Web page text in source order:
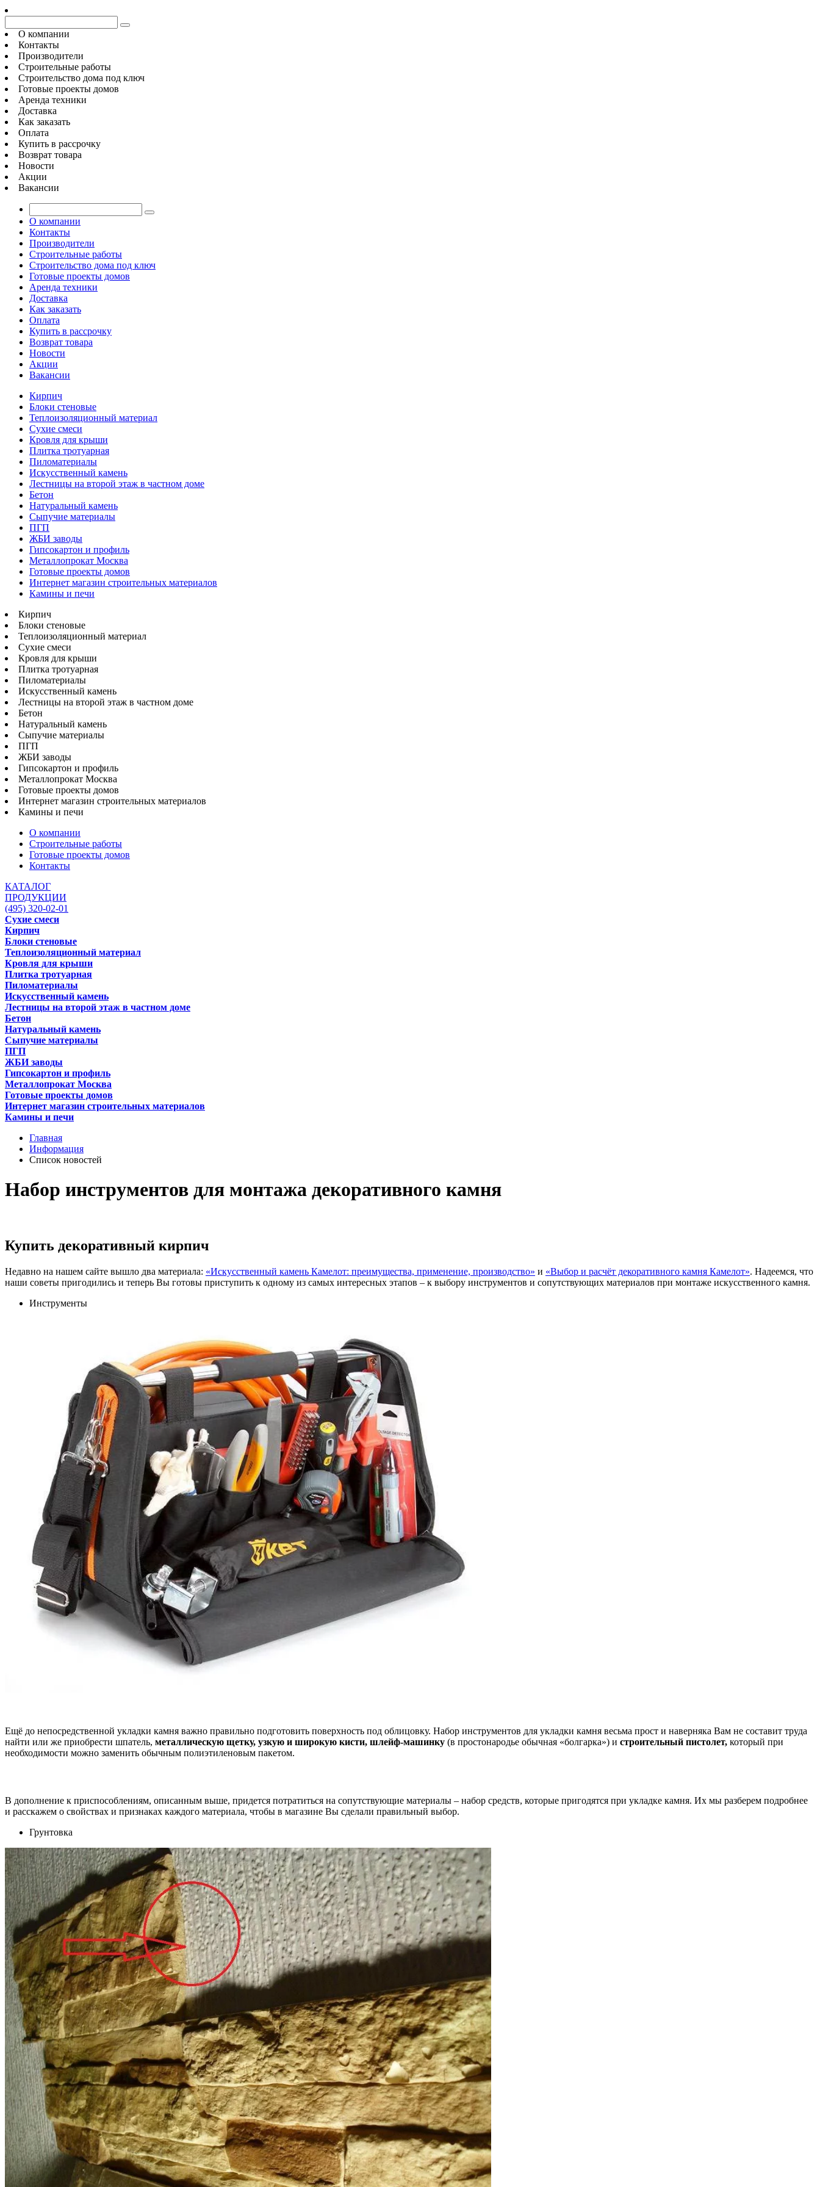
О компании
Контакты
Производители
Строительные работы
Строительство дома под ключ
Готовые проекты домов
Аренда техники
Доставка
Как заказать
Оплата
Купить в рассрочку
Возврат товара
Новости
Акции
Вакансии
О компании
Контакты
Производители
Строительные работы
Строительство дома под ключ
Готовые проекты домов
Аренда техники
Доставка
Как заказать
Оплата
Купить в рассрочку
Возврат товара
Новости
Акции
Вакансии
Кирпич
Блоки стеновые
Теплоизоляционный материал
Сухие смеси
Кровля для крыши
Плитка тротуарная
Пиломатериалы
Искусственный камень
Лестницы на второй этаж в частном доме
Бетон
Натуральный камень
Сыпучие материалы
ПГП
ЖБИ заводы
Гипсокартон и профиль
Металлопрокат Москва
Готовые проекты домов
Интернет магазин строительных материалов
Камины и печи
Кирпич
Блоки стеновые
Теплоизоляционный материал
Сухие смеси
Кровля для крыши
Плитка тротуарная
Пиломатериалы
Искусственный камень
Лестницы на второй этаж в частном доме
Бетон
Натуральный камень
Сыпучие материалы
ПГП
ЖБИ заводы
Гипсокартон и профиль
Металлопрокат Москва
Готовые проекты домов
Интернет магазин строительных материалов
Камины и печи
О компании
Строительные работы
Готовые проекты домов
Контакты
КАТАЛОГ
ПРОДУКЦИИ
(495) 320-02-01
Сухие смеси
Кирпич
Блоки стеновые
Теплоизоляционный материал
Кровля для крыши
Плитка тротуарная
Пиломатериалы
Искусственный камень
Лестницы на второй этаж в частном доме
Бетон
Натуральный камень
Сыпучие материалы
ПГП
ЖБИ заводы
Гипсокартон и профиль
Металлопрокат Москва
Готовые проекты домов
Интернет магазин строительных материалов
Камины и печи
Главная
Информация
Список новостей
Набор инструментов для монтажа декоративного камня
Купить декоративный кирпич
Недавно на нашем сайте вышло два материала: «Искусственный камень Камелот: преимущества, применение, производство» и «Выбор и расчёт декоративного камня Камелот». Надеемся, что
наши советы пригодились и теперь Вы готовы приступить к одному из самых интересных этапов – к выбору инструментов и сопутствующих материалов при монтаже искусственного камня.
Инструменты
Ещё до непосредственной укладки камня важно правильно подготовить поверхность под облицовку. Набор инструментов для укладки камня весьма прост и наверняка Вам не составит труда
найти или же приобрести шпатель, металлическую щетку, узкую и широкую кисти, шлейф-машинку (в простонародье обычная «болгарка») и строительный пистолет, который при
необходимости можно заменить обычным полиэтиленовым пакетом.
В дополнение к приспособлениям, описанным выше, придется потратиться на сопутствующие материалы – набор средств, которые пригодятся при укладке камня. Их мы разберем подробнее
и расскажем о свойствах и признаках каждого материала, чтобы в магазине Вы сделали правильный выбор.
Грунтовка